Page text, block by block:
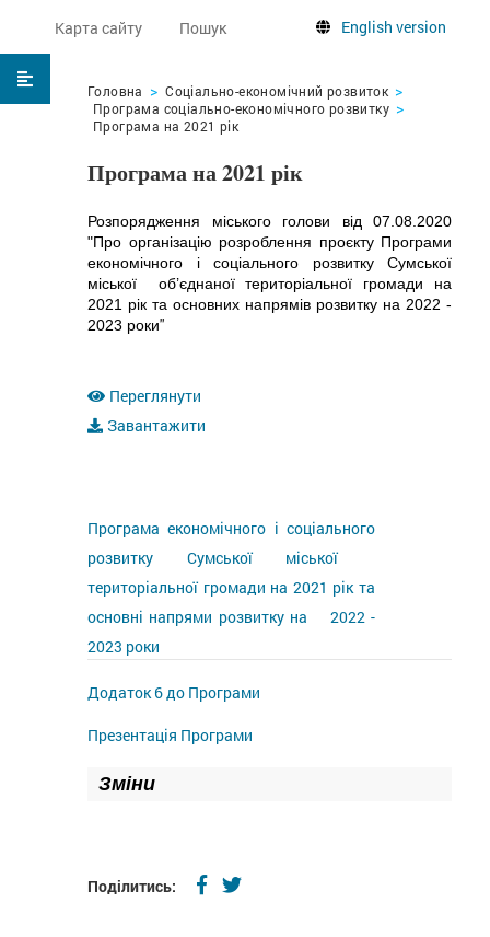
Карта сайту Пошук English version
Головна
Соціально-економічний розвиток
Програма соціально-економічного розвитку
Програма на 2021 рік
Програма на 2021 рік
Розпорядження міського голови від 07.08.2020
"Про організацію розроблення проєкту Програми
економічного і соціального розвитку Сумської
міської об’єднаної територіальної громади на
2021 рік та основних напрямів розвитку на 2022 -
2023 роки"
Переглянути
Завантажити
Програма економічного і соціального
розвитку Сумської міської
територіальної громади на 2021 рік та
основні напрями розвитку на 2022 -
2023 роки
Додаток 6 до Програми
Презентація Програми
Зміни
Поділитись: